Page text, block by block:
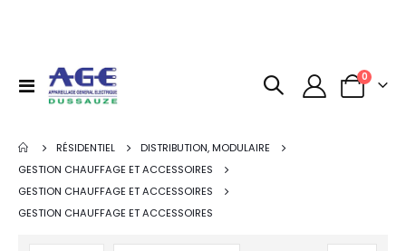
Basculer
Panier
0articles
RÉSIDENTIEL
DISTRIBUTION, MODULAIRE
GESTION CHAUFFAGE ET ACCESSOIRES
GESTION CHAUFFAGE ET ACCESSOIRES
GESTION CHAUFFAGE ET ACCESSOIRES